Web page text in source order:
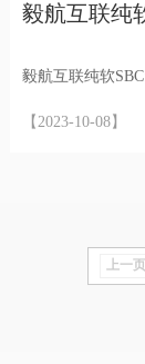
毅航互联纯
毅航互联纯软
【2023-10-08】
上一页